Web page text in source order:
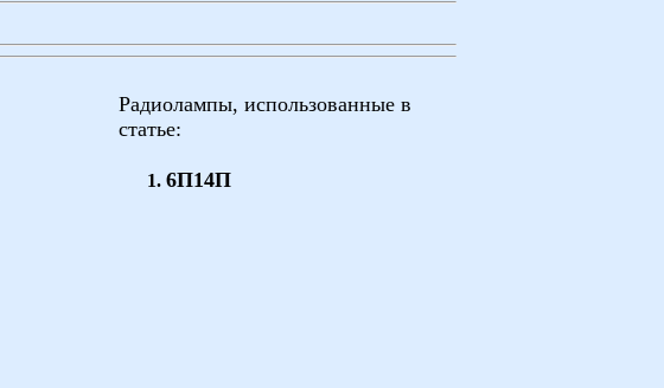
Радиолампы, использованные в
статье:
6П14П